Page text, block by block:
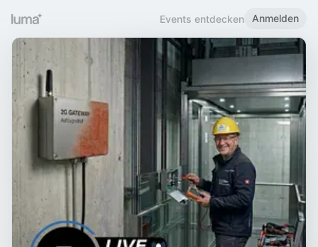
Events entdecken Anmelden